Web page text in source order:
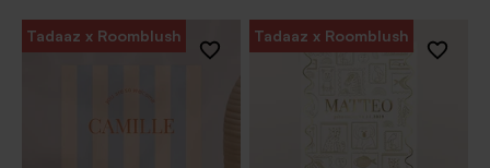
Tadaaz x Roomblush Tadaaz x Roomblush